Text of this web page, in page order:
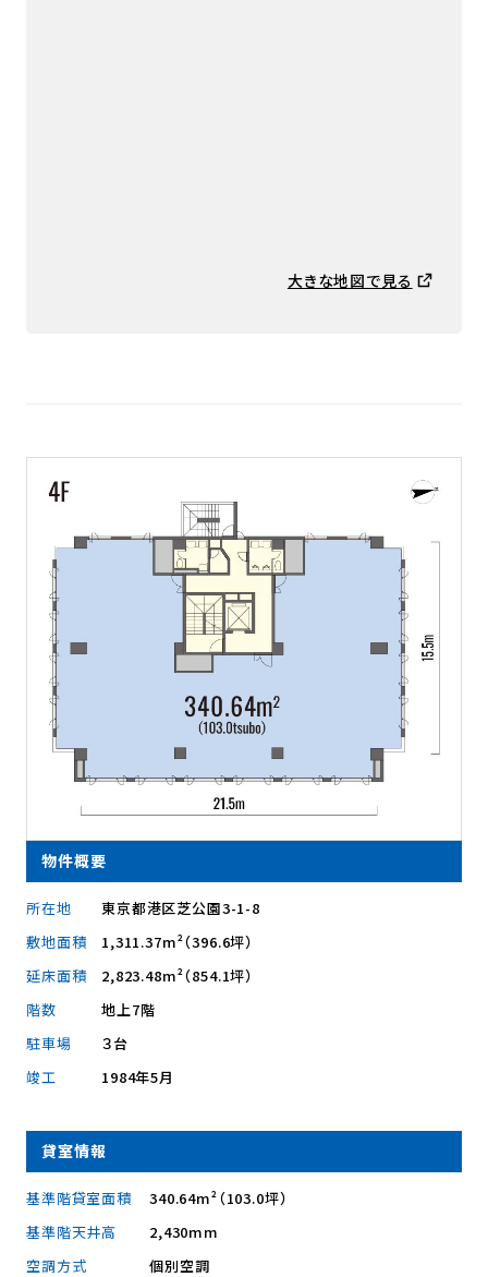
大きな地図で見る
物件概要
所在地
東京都港区芝公園3-1-8
敷地面積
1,311.37m²（396.6坪）
延床面積
2,823.48m²（854.1坪）
階数
地上7階
駐車場
３台
竣工
1984年5月
貸室情報
基準階貸室面積
340.64m²（103.0坪）
基準階天井高
2,430mm
空調方式
個別空調